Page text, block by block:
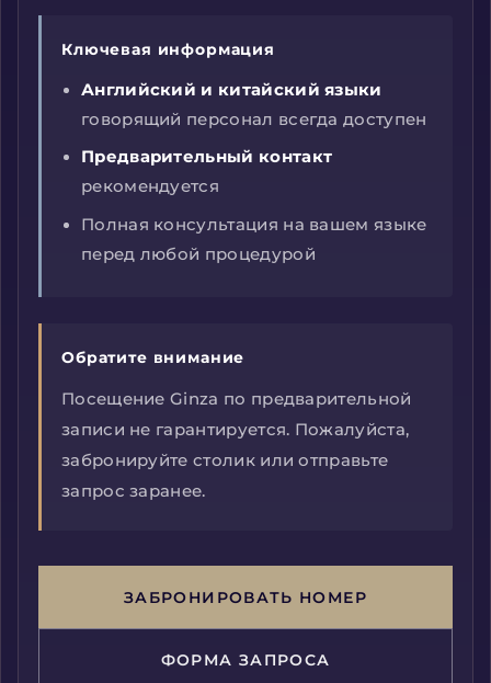
Ключевая информация
Английский и китайский языки
говорящий персонал всегда доступен
Предварительный контакт
рекомендуется
Полная консультация на вашем языке
перед любой процедурой
Обратите внимание
Посещение Ginza по предварительной
записи не гарантируется. Пожалуйста,
забронируйте столик или отправьте
запрос заранее.
ЗАБРОНИРОВАТЬ НОМЕР
ФОРМА ЗАПРОСА